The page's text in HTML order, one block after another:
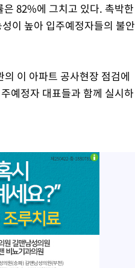
82%에 그치고 있다. 촉박한
이 높아 입주예정자들의 불안
이 아파트 공사현장 점검에
예정자 대표들과 함께 실시하